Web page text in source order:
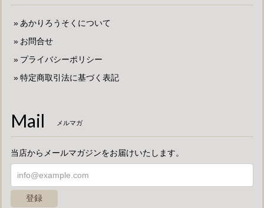
あかりろうそくについて
お問合せ
プライバシーポリシー
特定商取引法に基づく表記
Mail メルマガ
当店からメールマガジンをお届けいたします。
登録